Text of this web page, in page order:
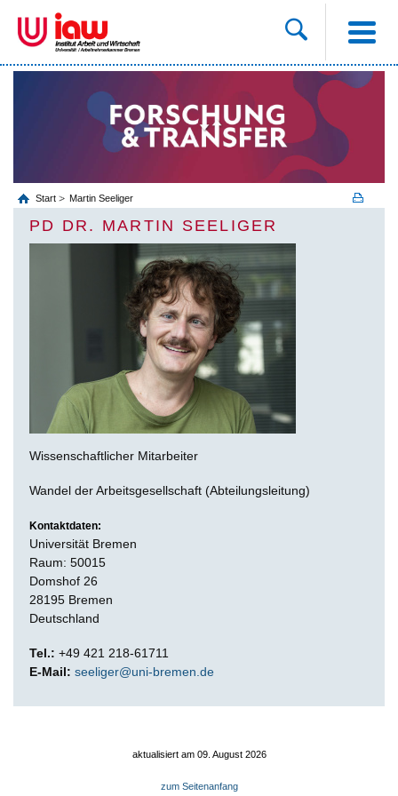
Start Martin Seeliger
PD DR. MARTIN SEELIGER
Wissenschaftlicher Mitarbeiter
Wandel der Arbeitsgesellschaft (Abteilungsleitung)
Kontaktdaten:
Universität Bremen
Raum: 50015
Domshof 26
28195 Bremen
Deutschland
Tel.: +49 421 218-61711
E-Mail: seeliger@uni-bremen.de
aktualisiert am 09. August 2026
zum Seitenanfang